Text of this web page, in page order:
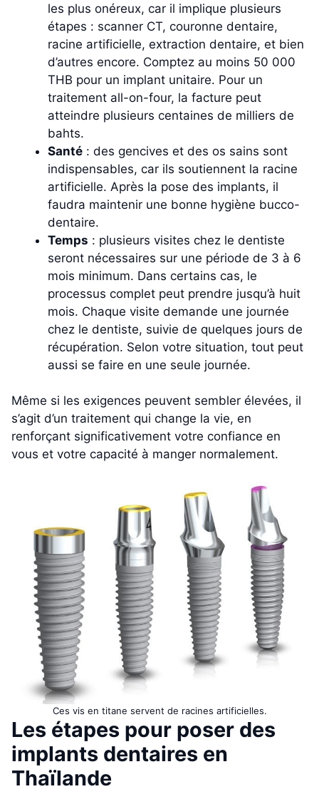
les plus onéreux, car il implique plusieurs
étapes : scanner CT, couronne dentaire,
racine artificielle, extraction dentaire, et bien
d’autres encore. Comptez au moins 50 000
THB pour un implant unitaire. Pour un
traitement all-on-four, la facture peut
atteindre plusieurs centaines de milliers de
bahts.
Santé : des gencives et des os sains sont
indispensables, car ils soutiennent la racine
artificielle. Après la pose des implants, il
faudra maintenir une bonne hygiène bucco-
dentaire.
Temps : plusieurs visites chez le dentiste
seront nécessaires sur une période de 3 à 6
mois minimum. Dans certains cas, le
processus complet peut prendre jusqu’à huit
mois. Chaque visite demande une journée
chez le dentiste, suivie de quelques jours de
récupération. Selon votre situation, tout peut
aussi se faire en une seule journée.
Même si les exigences peuvent sembler élevées, il
s’agit d’un traitement qui change la vie, en
renforçant significativement votre confiance en
vous et votre capacité à manger normalement.
Ces vis en titane servent de racines artificielles.
Les étapes pour poser des
implants dentaires en
Thaïlande